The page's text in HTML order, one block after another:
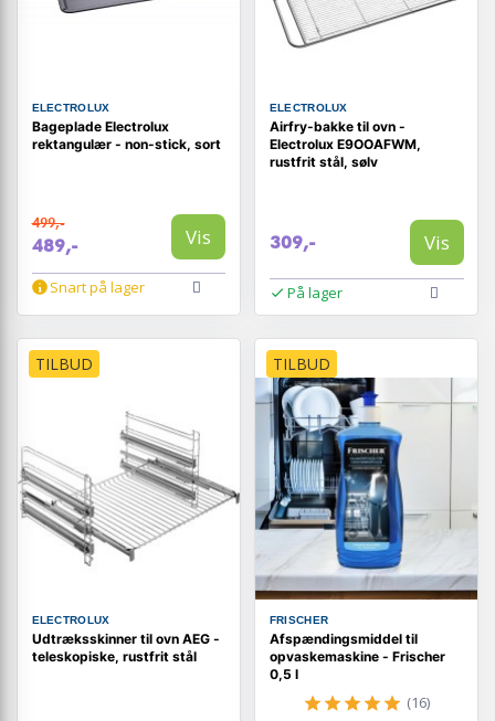
ELECTROLUX
Bageplade Electrolux
rektangulær - non-stick, sort
499,-
489,- Vis
Snart på lager
ELECTROLUX
Airfry-bakke til ovn -
Electrolux E9OOAFWM,
rustfrit stål, sølv
309,- Vis
På lager
TILBUD
ELECTROLUX
Udtræksskinner til ovn AEG -
teleskopiske, rustfrit stål
TILBUD
FRISCHER
Afspændingsmiddel til
opvaskemaskine - Frischer
0,5 l
(16)